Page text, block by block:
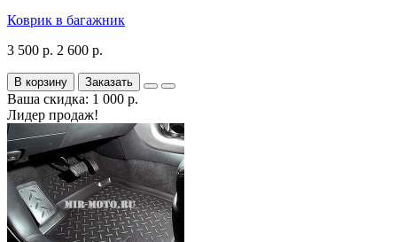
Коврик в багажник
3 500 р. 2 600 р.
В корзину Заказать
Ваша скидка: 1 000 р.
Лидер продаж!